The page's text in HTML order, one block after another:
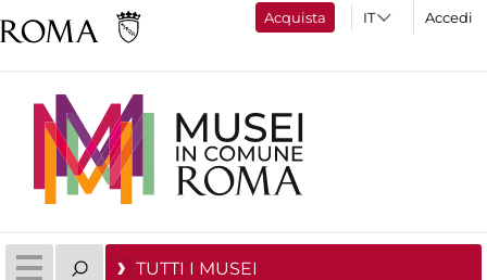
Acquista Accedi
TUTTI I MUSEI